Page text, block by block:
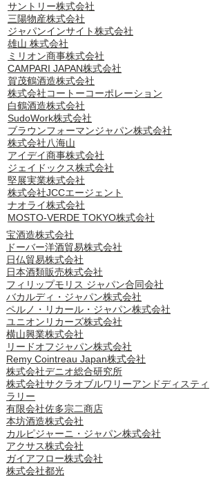
サントリー株式会社
三陽物産株式会社
ジャパンインサイト株式会社
雄山 株式会社
ミリオン商事株式会社
CAMPARI JAPAN株式会社
賀茂鶴酒造株式会社
株式会社コートーコーポレーション
白鶴酒造株式会社
SudoWork株式会社
ブラウンフォーマンジャパン株式会社
株式会社八海山
​アイデイ商事株式会社
ジェイドックス株式会社
堅展実業株式会社
株式会社JCCエージェント
ナオライ株式会社
MOSTO-VERDE TOKYO株式会社
宝酒造株式会社
ドーバー洋酒貿易株式会社
日仏貿易株式会社
日本酒類販売株式会社
フィリップモリス ジャパン合同会社
バカルディ・ジャパン株式会社
ペルノ・リカール・ジャパン株式会社
ユニオンリカーズ株式会社
横山興業株式会社
リードオフジャパン株式会社
Remy Cointreau Japan株式会社
株式会社デニオ総合研究所
株式会社サクラオブルワリーアンドディスティ
ラリー
有限会社佐多宗二商店
本坊酒造株式会社
カルピジャーニ・ジャパン株式会社
アクサス株式会社
ガイアフロー株式会社
株式会社都光